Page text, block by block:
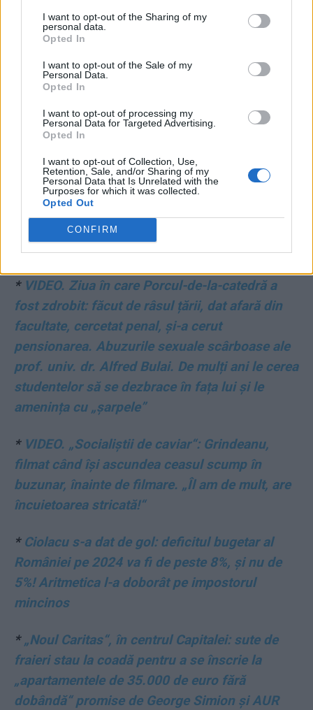
I want to opt-out of the Sharing of my
personal data.
Opted In
I want to opt-out of the Sale of my
Personal Data.
Opted In
I want to opt-out of processing my
Personal Data for Targeted Advertising.
Opted In
I want to opt-out of Collection, Use,
Retention, Sale, and/or Sharing of my
Personal Data that Is Unrelated with the
Purposes for which it was collected.
Opted Out
CONFIRM
Puteți susține ZIARISTII.COM făcând
donație AICI.Vă mulțumim!
Încolțit, Pieleanu demisionează de la SNSPA.
Foste studente îl indică drept „un prădător
sexual mai periculos decât Bulai“. Se cere
anchetarea „sondorului“ PSD
* VIDEO. Ziua în care Porcul-de-la-catedră a
fost zdrobit: făcut de râsul țării, dat afară din
facultate, cercetat penal, și-a cerut
pensionarea. Abuzurile sexuale scârboase ale
prof. univ. dr. Alfred Bulai. De mulți ani le cerea
studentelor să se dezbrace în fața lui și le
amenința cu „șarpele”
* VIDEO. „Socialiștii de caviar“: Grindeanu,
filmat când își ascundea ceasul scump în
buzunar, înainte de filmare. „Îl am de mult, are
încuietoarea stricată!“
* Ciolacu s-a dat de gol: deficitul bugetar al
României pe 2024 va fi de peste 8%, și nu de
5%! Aritmetica l-a doborât pe impostorul
mincinos
*„Noul Caritas“, în centrul Capitalei: sute de
fraieri stau la coadă pentru a se înscrie la
„apartamentele de 35.000 de euro fără
dobândă“ promise de George Simion și AUR